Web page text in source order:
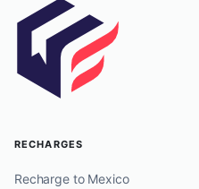
RECHARGES
Recharge to Mexico